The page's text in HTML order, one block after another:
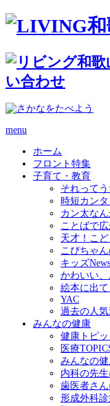
menu
ホーム
フロント特集
子育て・教育
それって
時短カン
カン太なん
ことばで
天才！こ
こぴちゃ
キッズNews
かわいい
絵本に出
YAC
過去の人
みんなの健康
健康トピッ
医療
みんなの
内科の先
歯医者さ
形成外科